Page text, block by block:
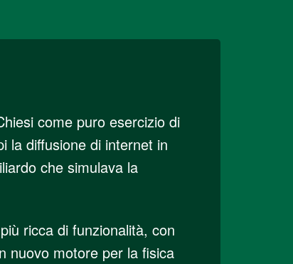
come puro esercizio di
la diffusione di internet in
che simulava la
ricca di funzionalità, con
nuovo motore per la fisica